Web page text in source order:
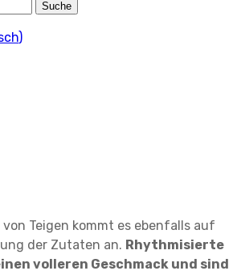
)
Teigen kommt es ebenfalls auf
der Zutaten an. Rhythmisierte
volleren Geschmack und sind